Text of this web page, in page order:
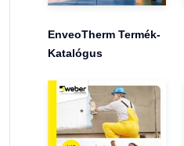
EnveoTherm Termék-
Katalógus